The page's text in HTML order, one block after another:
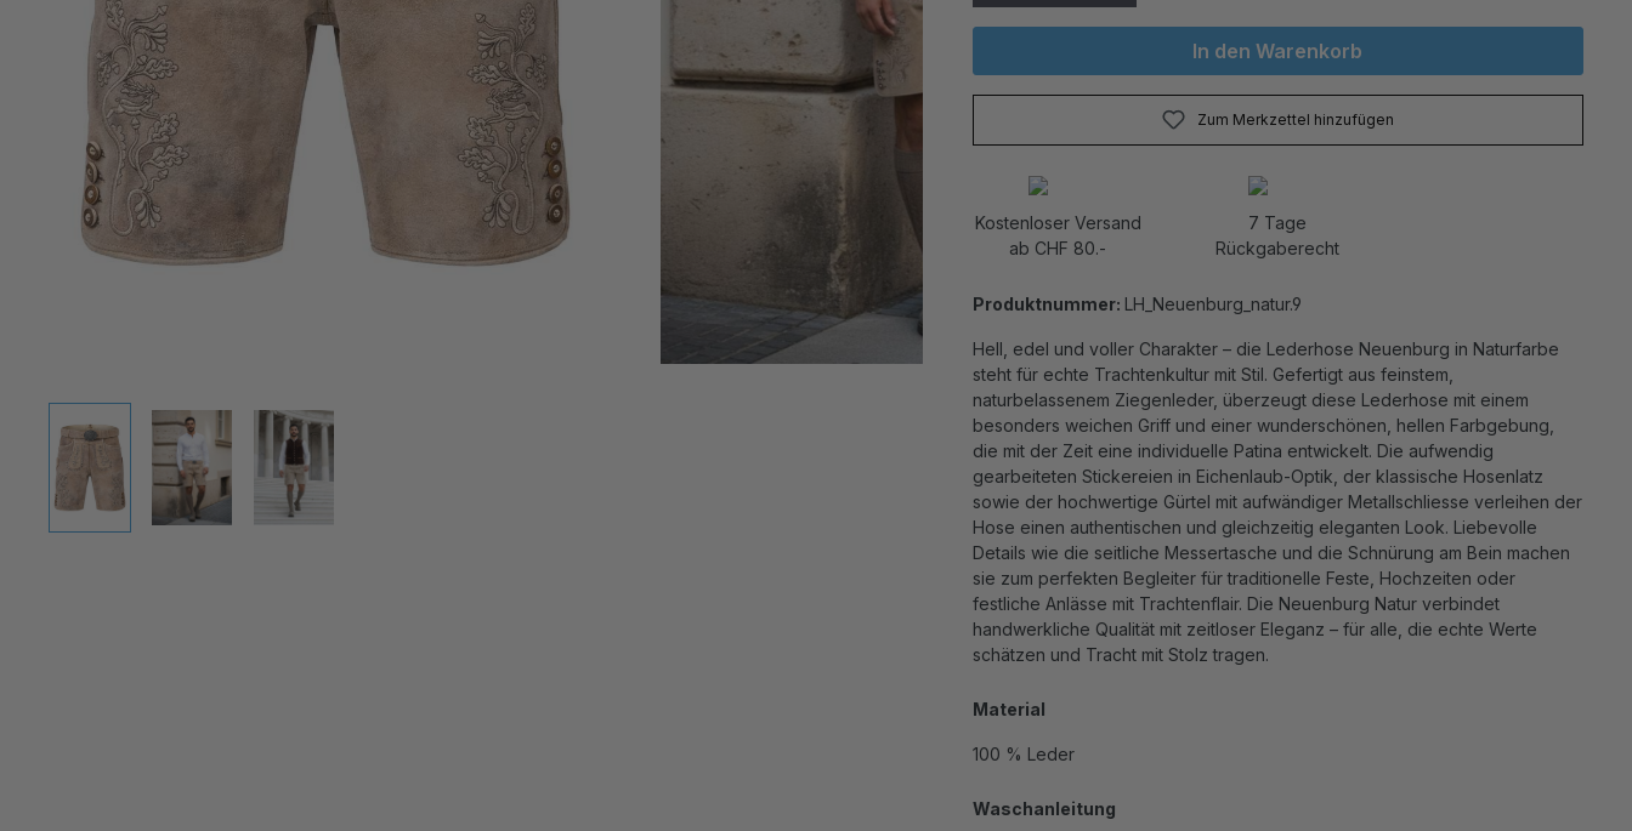
In den Warenkorb
Zum Merkzettel hinzufügen
Kostenloser Versand
ab CHF 80.-
7 Tage
Rückgaberecht
Produktnummer: LH_Neuenburg_natur.9
Hell, edel und voller Charakter – die Lederhose Neuenburg in Naturfarbe
steht für echte Trachtenkultur mit Stil. Gefertigt aus feinstem,
naturbelassenem Ziegenleder, überzeugt diese Lederhose mit einem
besonders weichen Griff und einer wunderschönen, hellen Farbgebung,
die mit der Zeit eine individuelle Patina entwickelt. Die aufwendig
gearbeiteten Stickereien in Eichenlaub-Optik, der klassische Hosenlatz
sowie der hochwertige Gürtel mit aufwändiger Metallschliesse verleihen der
Hose einen authentischen und gleichzeitig eleganten Look. Liebevolle
Details wie die seitliche Messertasche und die Schnürung am Bein machen
sie zum perfekten Begleiter für traditionelle Feste, Hochzeiten oder
festliche Anlässe mit Trachtenflair. Die Neuenburg Natur verbindet
handwerkliche Qualität mit zeitloser Eleganz – für alle, die echte Werte
schätzen und Tracht mit Stolz tragen.
Material
100 % Leder
Waschanleitung